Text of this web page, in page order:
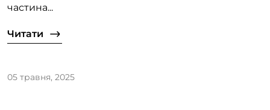
частина...
Читати
05 травня, 2025